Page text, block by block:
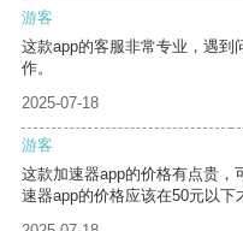
游客
这款app的客服非常专业，遇到
作。
2025-07-18
游客
这款加速器app的价格有点贵，
速器app的价格应该在50元以下